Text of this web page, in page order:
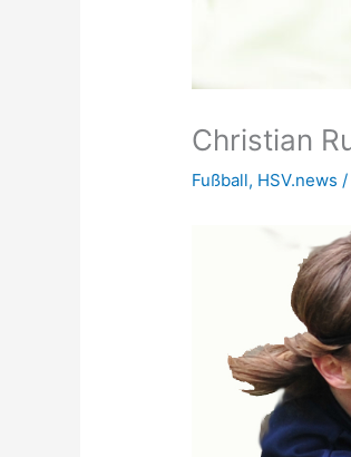
Christian
Fußball, HSV.news /